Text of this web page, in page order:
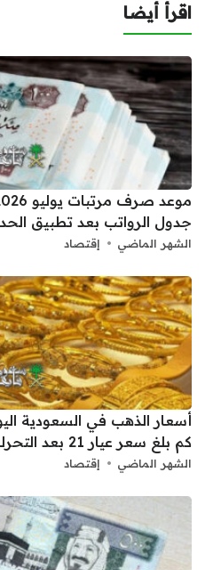
اقرأ أيضا
جدول الرواتب بعد تطبيق الحد
الشهر الماضي إقتصاد
كم بلغ سعر عيار 21 بعد التحرك الجديد؟
الشهر الماضي إقتصاد